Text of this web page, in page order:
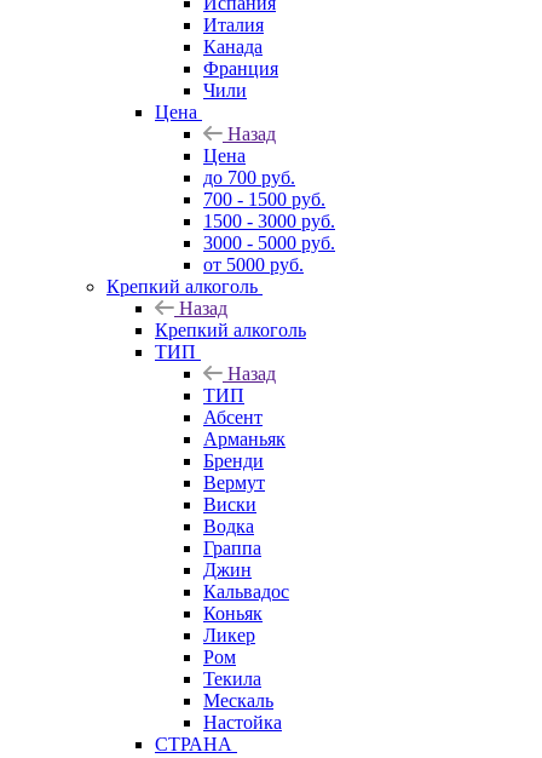
Италия
Канада
Франция
Чили
Цена
Назад
Цена
до 700 руб.
700 - 1500 руб.
1500 - 3000 руб.
3000 - 5000 руб.
от 5000 руб.
Крепкий алкоголь
Назад
Крепкий алкоголь
ТИП
Назад
ТИП
Абсент
Арманьяк
Бренди
Вермут
Виски
Водка
Граппа
Джин
Кальвадос
Коньяк
Ликер
Ром
Текила
Мескаль
Настойка
СТРАНА